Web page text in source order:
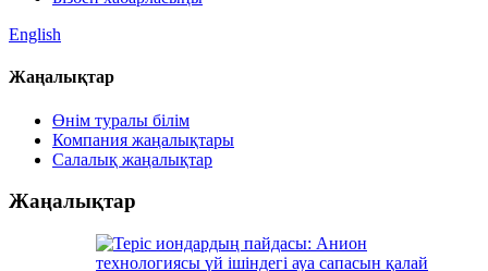
English
Жаңалықтар
Өнім туралы білім
Компания жаңалықтары
Салалық жаңалықтар
Жаңалықтар